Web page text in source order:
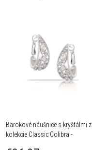
Barokové náušnice s kryštálmi z
kolekcie Classic Colibra -